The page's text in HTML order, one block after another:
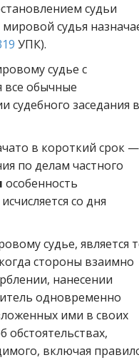
судьи
судья
УПК).
судье с
все обычные
судебного заседания в
в короткий срок —
по делам частного
особенность
со дня
судье, является
стороны взаимно
нанесении
одновременно
ими в своих
обстоятельствах,
включая